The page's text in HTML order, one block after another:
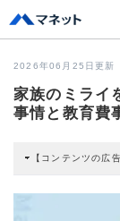
2026年06月25日更新
家族のミライ
事情と教育費
【コンテンツの広
すると弊社に対して
だし、特定の商品を